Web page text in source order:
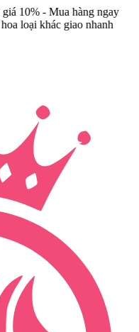
- Mua hàng ngay
giao nhanh